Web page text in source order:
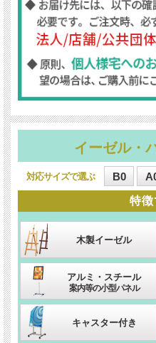
イーゼル・
対応サイズ B0
特徴
木製イーゼル
アルミ・スチール
案内等の小型パネル
キャスター付き